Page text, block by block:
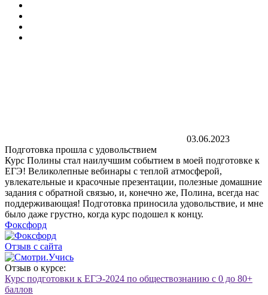
03.06.2023
Подготовка прошла с удовольствием
Курс Полины стал наилучшим событием в моей подготовке к
ЕГЭ! Великолепные вебинары с теплой атмосферой,
увлекательные и красочные презентации, полезные домашние
задания с обратной связью, и, конечно же, Полина, всегда нас
поддерживающая! Подготовка приносила удовольствие, и мне
было даже грустно, когда курс подошел к концу.
Фоксфорд
Отзыв с сайта
Отзыв о курсе:
Курс подготовки к ЕГЭ-2024 по обществознанию с 0 до 80+
баллов